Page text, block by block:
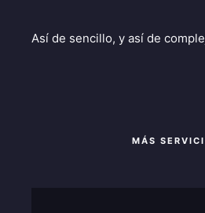
Así de sencillo, y así de
MÁS